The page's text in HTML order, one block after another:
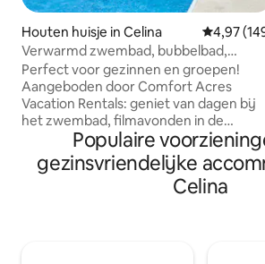
Houten huisje in Celina
4,97
Verwarmd zwembad, bubbelbad,
privétheater en fietspad
Perfect voor gezinnen en groepen!
Aangeboden door Comfort Acres
Vacation Rentals: geniet van dagen bij
het zwembad, filmavonden in de
bioscoop en leuke avonden rond de
vuurplaats of in het bubbelbad onder
sterren. Op enkele minuten afstand van
het centrum, restaurants, Grand Lake
Populaire
gezinsvriendelijke
Celina